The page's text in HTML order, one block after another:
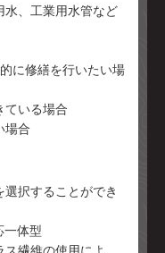
、工業用水管など
に修繕を行いたい場
ている場合
場合
択することができ
体型
繊維の使用によ